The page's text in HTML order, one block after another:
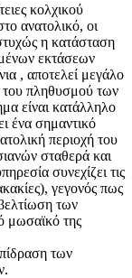
κολχικού
ανατολικό, οι
η κατάσταση
εκτάσεων
, αποτελεί μεγάλο
του πληθυσμού των
είναι κατάλληλο
ένα σημαντικό
περιοχή του
σταθερά και
συνεχίζει τις
γεγονός πως
των
μωσαϊκό της
των